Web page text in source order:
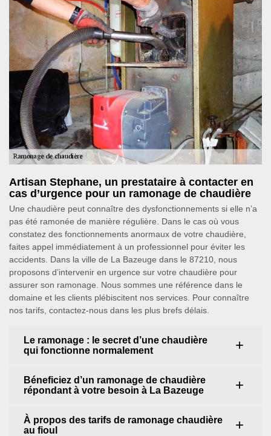
Artisan Stephane, un prestataire à contacter en
cas d’urgence pour un ramonage de chaudière
Une chaudière peut connaître des dysfonctionnements si elle n’a
pas été ramonée de manière régulière. Dans le cas où vous
constatez des fonctionnements anormaux de votre chaudière,
faites appel immédiatement à un professionnel pour éviter les
accidents. Dans la ville de La Bazeuge dans le 87210, nous
proposons d’intervenir en urgence sur votre chaudière pour
assurer son ramonage. Nous sommes une référence dans le
domaine et les clients plébiscitent nos services. Pour connaître
nos tarifs, contactez-nous dans les plus brefs délais.
Le ramonage : le secret d’une chaudière
qui fonctionne normalement
Béneficiez d’un ramonage de chaudière
répondant à votre besoin à La Bazeuge
À propos des tarifs de ramonage chaudière
au fioul